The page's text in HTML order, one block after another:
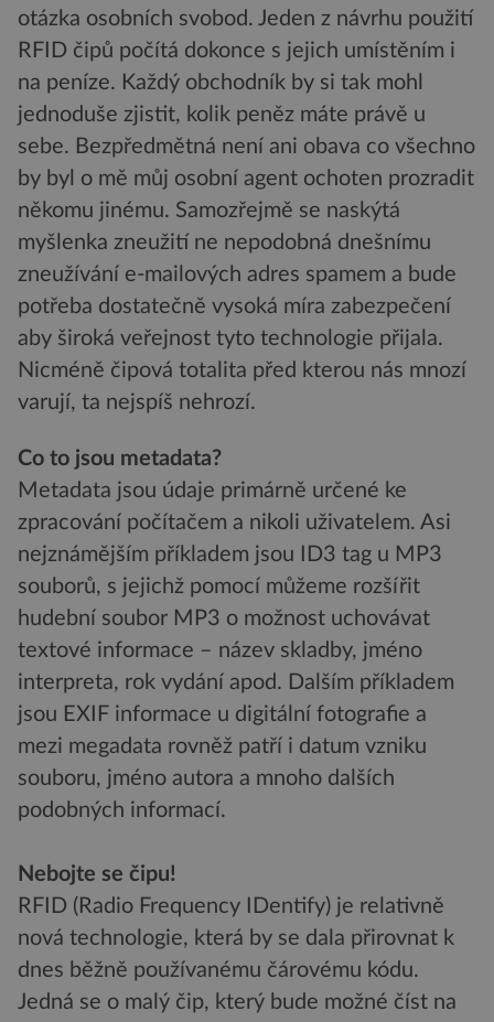
otázka osobních svobod. Jeden z návrhu použití
RFID čipů počítá dokonce s jejich umístěním i
na peníze. Každý obchodník by si tak mohl
jednoduše zjistit, kolik peněz máte právě u
sebe. Bezpředmětná není ani obava co všechno
by byl o mě můj osobní agent ochoten prozradit
někomu jinému. Samozřejmě se naskýtá
myšlenka zneužití ne nepodobná dnešnímu
zneužívání e-mailových adres spamem a bude
potřeba dostatečně vysoká míra zabezpečení
aby široká veřejnost tyto technologie přijala.
Nicméně čipová totalita před kterou nás mnozí
varují, ta nejspíš nehrozí.
Co to jsou metadata?
Metadata jsou údaje primárně určené ke
zpracování počítačem a nikoli uživatelem. Asi
nejznámějším příkladem jsou ID3 tag u MP3
souborů, s jejichž pomocí můžeme rozšířit
hudební soubor MP3 o možnost uchovávat
textové informace – název skladby, jméno
interpreta, rok vydání apod. Dalším příkladem
jsou EXIF informace u digitální fotografie a
mezi megadata rovněž patří i datum vzniku
souboru, jméno autora a mnoho dalších
podobných informací.
Nebojte se čipu!
RFID (Radio Frequency IDentify) je relativně
nová technologie, která by se dala přirovnat k
dnes běžně používanému čárovému kódu.
Jedná se o malý čip, který bude možné číst na